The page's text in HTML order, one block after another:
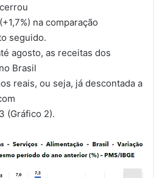
na comparação
seguido.
agosto, as receitas dos
Brasil
reais, ou seja, já descontada a
(Gráfico 2).